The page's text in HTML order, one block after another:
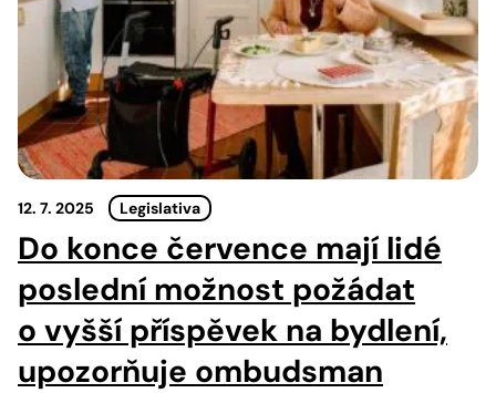
12. 7. 2025 Legislativa
Do konce července mají lidé
poslední možnost požádat
o vyšší příspěvek na bydlení,
upozorňuje ombudsman